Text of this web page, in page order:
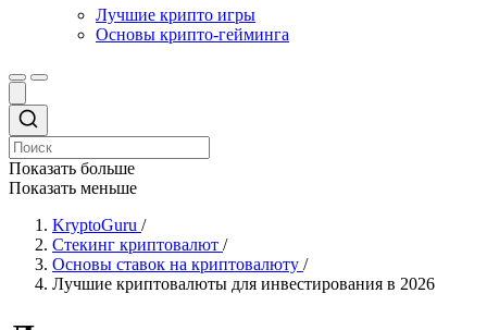
Лучшие крипто игры
Основы крипто-гейминга
Показать больше
Показать меньше
KryptoGuru /
Стекинг криптовалют /
Основы ставок на криптовалюту /
Лучшие криптовалюты для инвестирования в 2026